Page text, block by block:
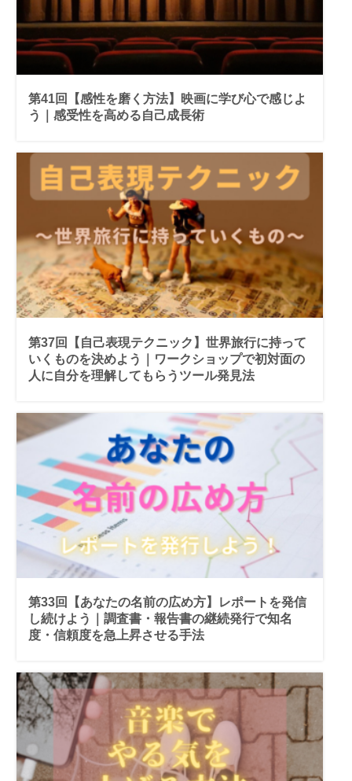
第41回【感性を磨く方法】映画に学び心で感じよ
う｜感受性を高める自己成長術
第37回【自己表現テクニック】世界旅行に持って
いくものを決めよう｜ワークショップで初対面の
人に自分を理解してもらうツール発見法
第33回【あなたの名前の広め方】レポートを発信
し続けよう｜調査書・報告書の継続発行で知名
度・信頼度を急上昇させる手法